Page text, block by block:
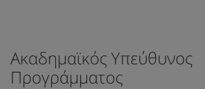
Ακαδημαϊκός Υπεύθυνος
Προγράμματος